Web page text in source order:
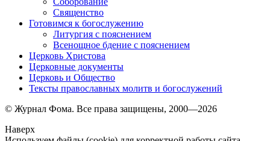
Священство
Готовимся к богослужению
Литургия с пояснением
Всенощное бдение с пояснением
Церковь Христова
Церковные документы
Церковь и Общество
Тексты православных молитв и богослужений
© Журнал Фома. Все права защищены, 2000—2026
Наверх